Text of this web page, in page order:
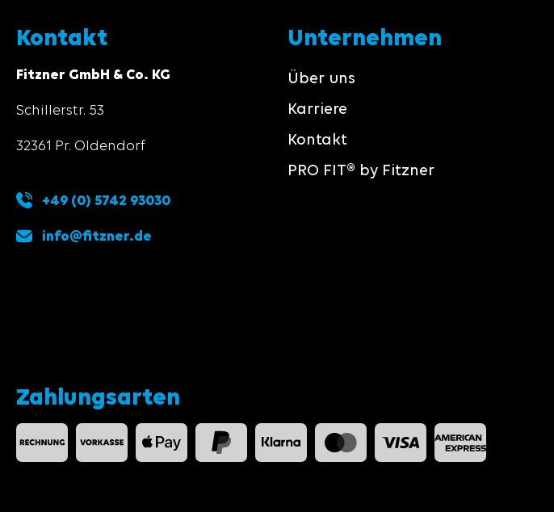
Kontakt
Fitzner GmbH & Co. KG
Schillerstr. 53
32361 Pr. Oldendorf
+49 (0) 5742 93030
info@fitzner.de
Unternehmen
Über uns
Karriere
Kontakt
PRO FIT® by Fitzner
Zahlungsarten